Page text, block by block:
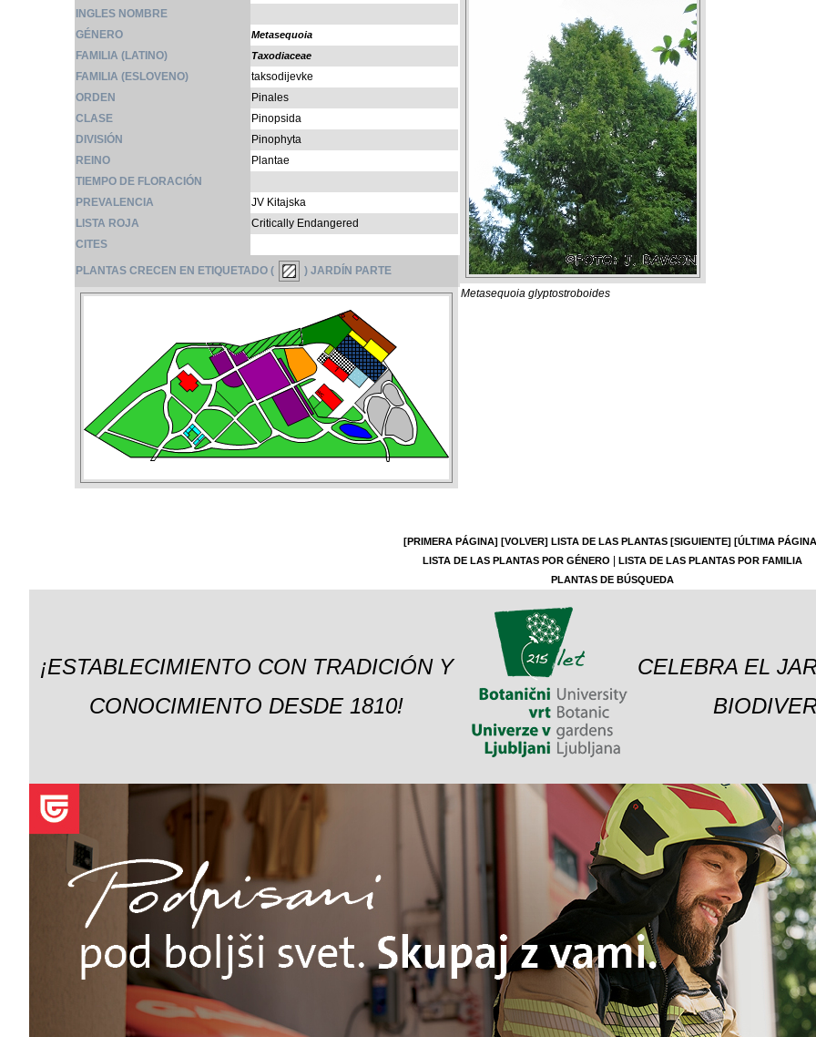
INGLES NOMBRE
GÉNERO
Metasequoia
FAMILIA (LATINO) Taxodiaceae
FAMILIA (ESLOVENO)
taksodijevke
ORDEN
Pinales
CLASE
Pinopsida
DIVISIÓN
Pinophyta
REINO
Plantae
TIEMPO DE FLORACIÓN
PREVALENCIA
JV Kitajska
LISTA ROJA
Critically Endangered
CITES
PLANTAS CRECEN EN ETIQUETADO ( ) JARDÍN PARTE
Metasequoia glyptostroboides
[PRIMERA PÁGINA] [VOLVER] LISTA DE LAS PLANTAS [SIGUIENTE] [ÚLTIMA
LISTA DE LAS PLANTAS POR GÉNERO
LISTA DE LAS PLANTAS POR FAMILIA
PLANTAS DE BÚSQUEDA
¡ESTABLECIMIENTO CON TRADICIÓN Y
CONOCIMIENTO DESDE 1810!
CELEBRA EL